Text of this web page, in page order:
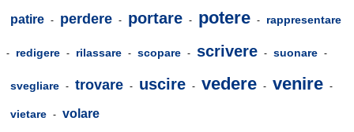
patire - perdere - portare - potere - rappresentare
- redigere - rilassare - scopare - scrivere - suonare -
svegliare - trovare - uscire - vedere - venire -
vietare - volare